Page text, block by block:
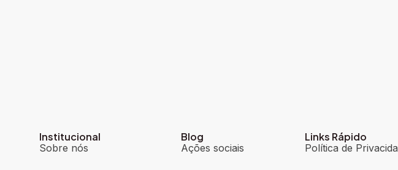
Institucional
Sobre nós
Blog
Ações sociais
Links Rápido
Política de